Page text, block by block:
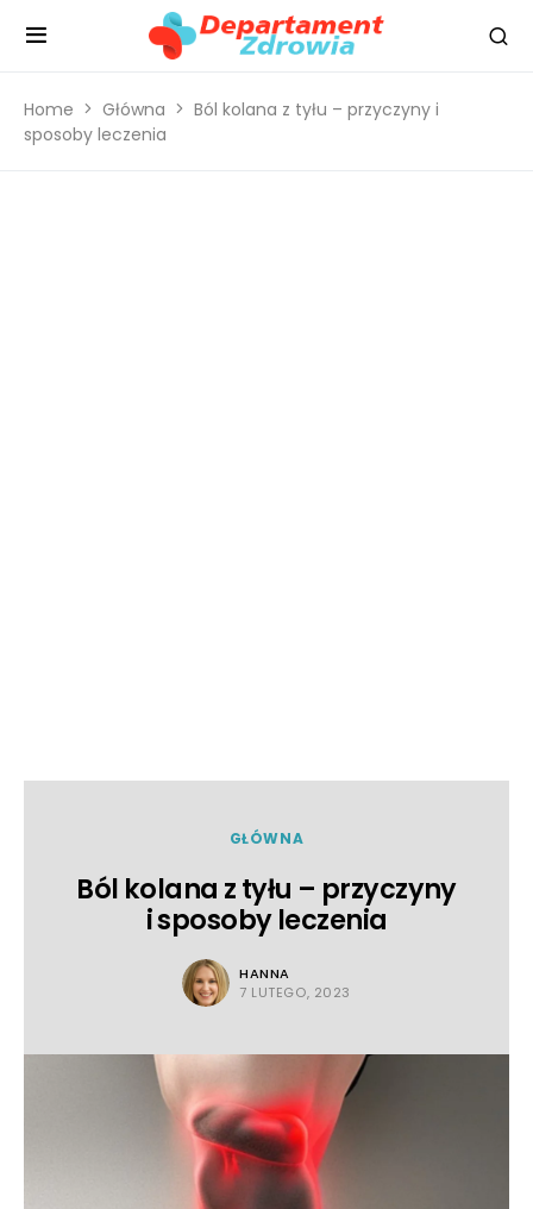
Home Główna
Ból kolana z tyłu – przyczyny i
sposoby leczenia
GŁÓWNA
Ból kolana z tyłu – przyczyny
i sposoby leczenia
HANNA
7 LUTEGO, 2023